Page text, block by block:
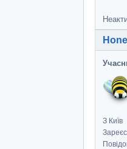
З Київ